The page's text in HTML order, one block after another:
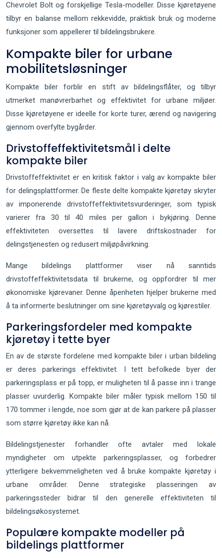
Chevrolet Bolt og forskjellige Tesla-modeller. Disse kjøretøyene
tilbyr en balanse mellom rekkevidde, praktisk bruk og moderne
funksjoner som appellerer til bildelingsbrukere.
Kompakte biler for urbane
mobilitetsløsninger
Kompakte biler forblir en stift av bildelingsflåter, og tilbyr
utmerket manøvrerbarhet og effektivitet for urbane miljøer.
Disse kjøretøyene er ideelle for korte turer, ærend og navigering
gjennom overfylte bygårder.
Drivstoffeffektivitetsmål i delte
kompakte biler
Drivstoffeffektivitet er en kritisk faktor i valg av kompakte biler
for delingsplattformer. De fleste delte kompakte kjøretøy skryter
av imponerende drivstoffeffektivitetsvurderinger, som typisk
varierer fra 30 til 40 miles per gallon i bykjøring. Denne
effektiviteten oversettes til lavere driftskostnader for
delingstjenesten og redusert miljøpåvirkning.
Mange bildelings plattformer viser nå sanntids
drivstoffeffektivitetsdata til brukerne, og oppfordrer til mer
økonomiske kjørevaner. Denne åpenheten hjelper brukerne med
å ta informerte beslutninger om sine kjøretøyvalg og kjørestiler.
Parkeringsfordeler med kompakte
kjøretøy i tette byer
En av de største fordelene med kompakte biler i urban bildeling
er deres parkerings effektivitet. I tett befolkede byer der
parkeringsplass er på topp, er muligheten til å passe inn i trange
plasser uvurderlig. Kompakte biler måler typisk mellom 150 til
170 tommer i lengde, noe som gjør at de kan parkere på plasser
som større kjøretøy ikke kan nå.
Bildelingstjenester forhandler ofte avtaler med lokale
myndigheter om utpekte parkeringsplasser, og forbedrer
ytterligere bekvemmeligheten ved å bruke kompakte kjøretøy i
urbane områder. Denne strategiske plasseringen av
parkeringssteder bidrar til den generelle effektiviteten til
bildelingsøkosystemet.
Populære kompakte modeller på
bildelings plattformer